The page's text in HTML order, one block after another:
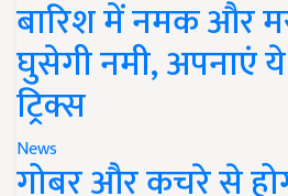
बारिश में नमक और
घुसेगी नमी, अपनाएं
ट्रिक्स
News
गोबर और कचरे से